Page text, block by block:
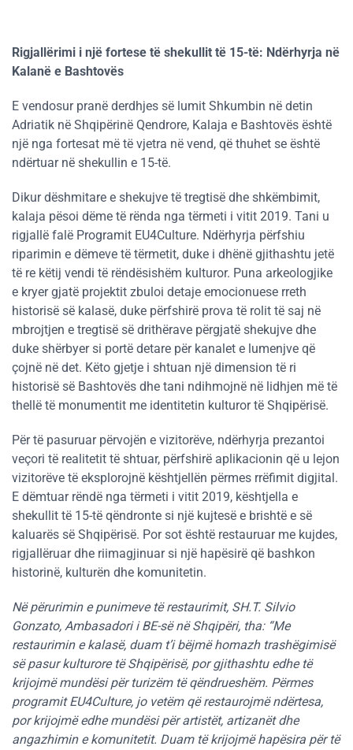
Rigjallërimi i një fortese të shekullit të 15-të: Ndërhyrja në
Kalanë e Bashtovës
E vendosur pranë derdhjes së lumit Shkumbin në detin
Adriatik në Shqipërinë Qendrore, Kalaja e Bashtovës është
një nga fortesat më të vjetra në vend, që thuhet se është
ndërtuar në shekullin e 15-të.
Dikur dëshmitare e shekujve të tregtisë dhe shkëmbimit,
kalaja pësoi dëme të rënda nga tërmeti i vitit 2019. Tani u
rigjallë falë Programit EU4Culture. Ndërhyrja përfshiu
riparimin e dëmeve të tërmetit, duke i dhënë gjithashtu jetë
të re këtij vendi të rëndësishëm kulturor. Puna arkeologjike
e kryer gjatë projektit zbuloi detaje emocionuese rreth
historisë së kalasë, duke përfshirë prova të rolit të saj në
mbrojtjen e tregtisë së drithërave përgjatë shekujve dhe
duke shërbyer si portë detare për kanalet e lumenjve që
çojnë në det. Këto gjetje i shtuan një dimension të ri
historisë së Bashtovës dhe tani ndihmojnë në lidhjen më të
thellë të monumentit me identitetin kulturor të Shqipërisë.
Për të pasuruar përvojën e vizitorëve, ndërhyrja prezantoi
veçori të realitetit të shtuar, përfshirë aplikacionin që u lejon
vizitorëve të eksplorojnë kështjellën përmes rrëfimit digjital.
E dëmtuar rëndë nga tërmeti i vitit 2019, kështjella e
shekullit të 15-të qëndronte si një kujtesë e brishtë e së
kaluarës së Shqipërisë. Por sot është restauruar me kujdes,
rigjallëruar dhe riimagjinuar si një hapësirë ​​që bashkon
historinë, kulturën dhe komunitetin.
Në përurimin e punimeve të restaurimit, SH.T. Silvio
Gonzato, Ambasadori i BE-së në Shqipëri, tha: “Me
restaurimin e kalasë, duam t’i bëjmë homazh trashëgimisë
së pasur kulturore të Shqipërisë, por gjithashtu edhe të
krijojmë mundësi për turizëm të qëndrueshëm. Përmes
programit EU4Culture, jo vetëm që restaurojmë ndërtesa,
por krijojmë edhe mundësi për artistët, artizanët dhe
angazhimin e komunitetit. Duam të krijojmë hapësira për të